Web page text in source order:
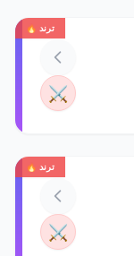
ترند 🔥
⚔️
ترند 🔥
⚔️